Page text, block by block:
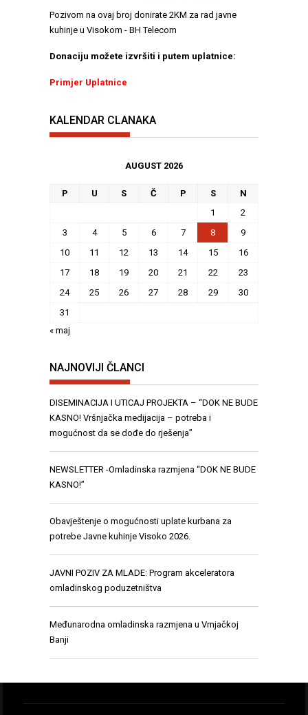
Pozivom na ovaj broj donirate 2KM za rad javne
kuhinje u Visokom - BH Telecom
Donaciju možete izvršiti i putem uplatnice:
Primjer Uplatnice
KALENDAR CLANAKA
AUGUST 2026
P U S Č P S
N
1
2
3
4 5 6 7 8
9
10
11 12 13 14 15
16
17
18 19 20 21 22
23
24
25 26 27 28 29
30
31
« maj
NAJNOVIJI ČLANCI
DISEMINACIJA I UTICAJ PROJEKTA – “DOK NE BUDE
KASNO! Vršnjačka medijacija – potreba i
mogućnost da se dođe do rješenja”
NEWSLETTER -Omladinska razmjena “DOK NE BUDE
KASNO!”
Obavještenje o mogućnosti uplate kurbana za
potrebe Javne kuhinje Visoko 2026.
JAVNI POZIV ZA MLADE: Program akceleratora
omladinskog poduzetništva
Međunarodna omladinska razmjena u Vrnjačkoj
Banji